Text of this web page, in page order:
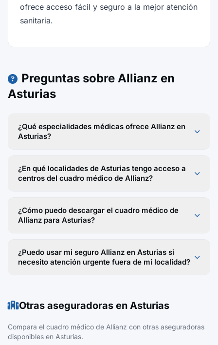
ofrece acceso fácil y seguro a la mejor atención
sanitaria.
Preguntas sobre Allianz en
Asturias
¿Qué especialidades médicas ofrece Allianz en
Asturias?
¿En qué localidades de Asturias tengo acceso a
centros del cuadro médico de Allianz?
¿Cómo puedo descargar el cuadro médico de
Allianz para Asturias?
¿Puedo usar mi seguro Allianz en Asturias si
necesito atención urgente fuera de mi localidad?
Otras aseguradoras en Asturias
Compara el cuadro médico de Allianz con otras aseguradoras
disponibles en Asturias.